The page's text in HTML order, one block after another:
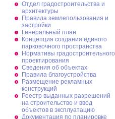
Отдел градостроительства и
архитектуры
Правила землепользования и
застройки
Генеральный план
Концепция создания единого
парковочного пространства
Нормативы градостроительного
проектирования
Сведения об объектах
Правила благоустройства
Размещение рекламных
конструкций
Реестр выданных разрешений
на строительство и ввод
объектов в эксплуатацию
Документация по планировке